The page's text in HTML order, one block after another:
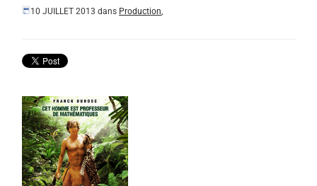
10 JUILLET 2013 dans Production,